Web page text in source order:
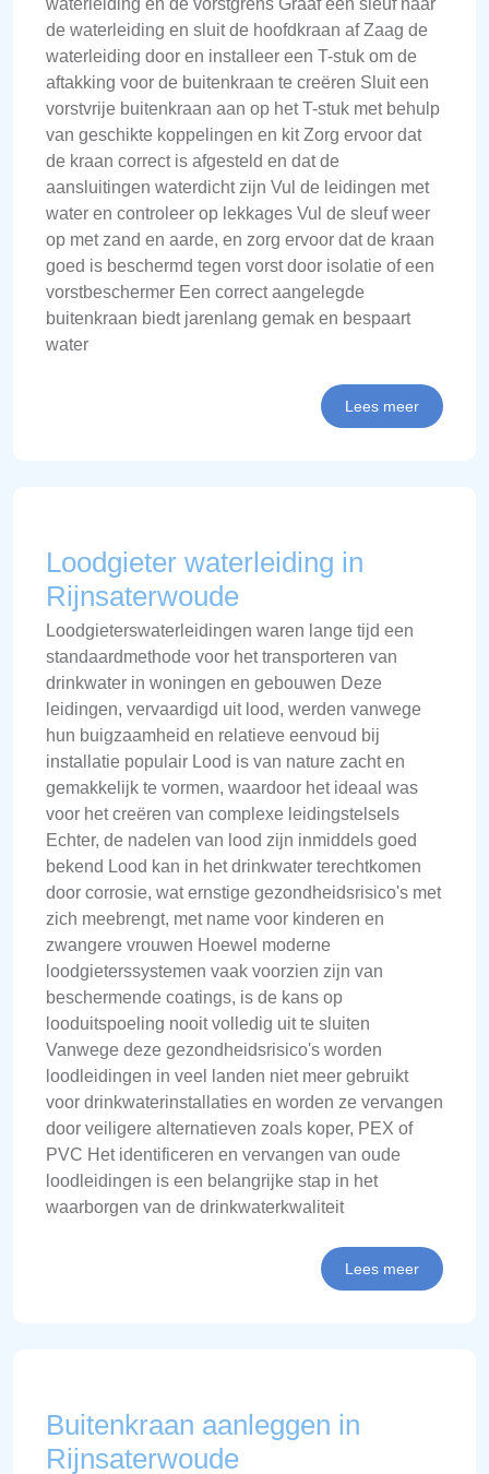
de waterleiding en sluit de hoofdkraan af Zaag de
waterleiding door en installeer een T-stuk om de
aftakking voor de buitenkraan te creëren Sluit een
vorstvrije buitenkraan aan op het T-stuk met behulp
van geschikte koppelingen en kit Zorg ervoor dat
de kraan correct is afgesteld en dat de
aansluitingen waterdicht zijn Vul de leidingen met
water en controleer op lekkages Vul de sleuf weer
op met zand en aarde, en zorg ervoor dat de kraan
goed is beschermd tegen vorst door isolatie of een
vorstbeschermer Een correct aangelegde
buitenkraan biedt jarenlang gemak en bespaart
water
Lees meer
Loodgieter waterleiding in
Rijnsaterwoude
Loodgieterswaterleidingen waren lange tijd een
standaardmethode voor het transporteren van
drinkwater in woningen en gebouwen Deze
leidingen, vervaardigd uit lood, werden vanwege
hun buigzaamheid en relatieve eenvoud bij
installatie populair Lood is van nature zacht en
gemakkelijk te vormen, waardoor het ideaal was
voor het creëren van complexe leidingstelsels
Echter, de nadelen van lood zijn inmiddels goed
bekend Lood kan in het drinkwater terechtkomen
door corrosie, wat ernstige gezondheidsrisico's met
zich meebrengt, met name voor kinderen en
zwangere vrouwen Hoewel moderne
loodgieterssystemen vaak voorzien zijn van
beschermende coatings, is de kans op
looduitspoeling nooit volledig uit te sluiten
Vanwege deze gezondheidsrisico's worden
loodleidingen in veel landen niet meer gebruikt
voor drinkwaterinstallaties en worden ze vervangen
door veiligere alternatieven zoals koper, PEX of
PVC Het identificeren en vervangen van oude
loodleidingen is een belangrijke stap in het
waarborgen van de drinkwaterkwaliteit
Lees meer
Buitenkraan aanleggen in
Rijnsaterwoude